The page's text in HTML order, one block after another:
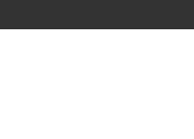
GÜVENLİK HİZMETLERİ